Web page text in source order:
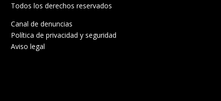
Todos los derechos reservados
Canal de denuncias
Política de privacidad y seguridad
Aviso legal